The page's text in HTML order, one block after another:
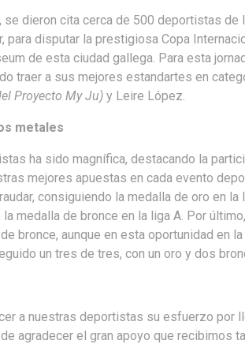
se dieron cita cerca de 500 deportistas de
para disputar la prestigiosa Copa
de esta ciudad gallega. Para esta
traer a sus mejores estandartes en
Proyecto My Ju) y Leire López.
metales
ha sido magnífica, destacando la
mejores apuestas en cada evento
consiguiendo la medalla de oro en la
medalla de bronce en la liga A. Por
bronce, aunque en esta oportunidad en
un tres de tres, con un oro y dos
a nuestras deportistas su esfuerzo por
agradecer el gran apoyo que recibimos